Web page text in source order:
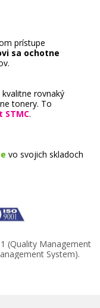
prístupe
sa ochotne
rovnaký
tonery. To
.
vo svojich skladoch
(Quality Management
System).